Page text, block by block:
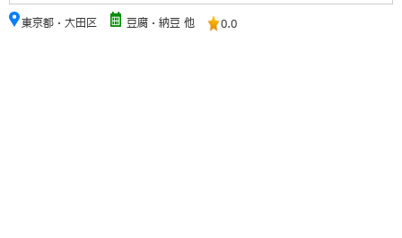
東京都・大田区 豆腐・納豆 他 0.0